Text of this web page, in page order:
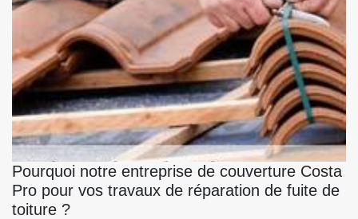
Pourquoi notre entreprise de couverture Costa
Pro pour vos travaux de réparation de fuite de
toiture ?